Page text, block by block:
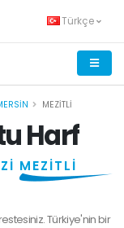
Türkçe
MEZITLI
Harf
MEZİTLİ
Türkiye'nin bir